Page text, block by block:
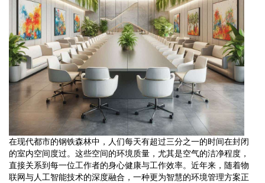
在现代都市的钢铁森林中，人们每天有超过三分之一的时间在封闭
的室内空间度过。这些空间的环境质量，尤其是空气的洁净程度，
直接关系到每一位工作者的身心健康与工作效率。近年来，随着物
联网与人工智能技术的深度融合，一种更为智慧的环境管理方案正